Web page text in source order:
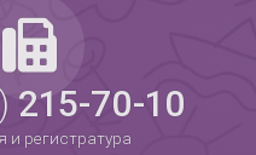
215-70-10
и регистратура